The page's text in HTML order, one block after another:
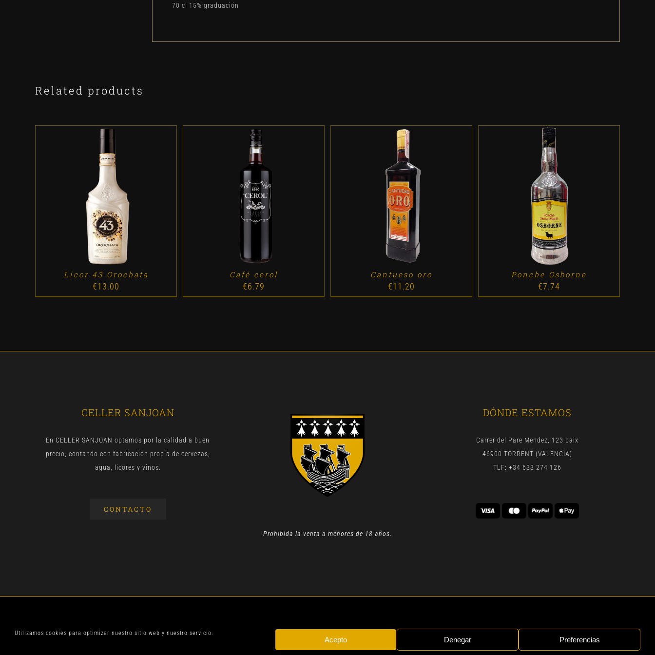
Utilizamos cookies para optimizar nuestro sitio web y nuestro servicio.
Acepto Denegar Preferencias
70 cl 15% graduación
Related products
ADD TO CART / DETALLES
Licor 43 Orochata
€13.00
ADD TO CART / DETALLES
Café cerol
€6.79
ADD TO CART /
Cantueso oro
€11.20
ADD TO CART / DETALLES
Ponche Osborne
€7.74
CELLER SANJOAN
En CELLER SANJOAN optamos por la calidad a buen
precio, contando con fabricación propia de cervezas,
agua, licores y vinos.
CONTACTO
Prohibida la venta a menores de 18 años.
DÓNDE ESTAMOS
Carrer del Pare Mendez, 123 baix
46900 TORRENT (VALENCIA)
TLF: +34 633 274 126
AVISO LEGAL| TODOS LOS DERECHOS RESERVADOS | BYGEN DIGITAL